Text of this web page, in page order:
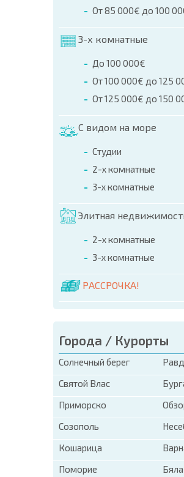
От 85 000€ до 100
3-х комнатные
До 100 000€
От 100 000€ до 125
От 125 000€ до 150
С видом на море
Студии
2-х комнатные
3-х комнатные
Элитная
2-х комнатные
3-х комнатные
РАССРОЧКА!
Города / Курорты
Солнечный берег
Святой Влас
Приморско
Созополь
Кошарица
Поморие
Бяла